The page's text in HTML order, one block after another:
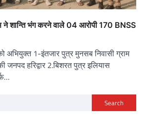
ने शान्ति भंग करने वाले 04 आरोपी 170 BNSS
अभियुक्त 1-इंतजार पुत्र मुनसब निवासी ग्राम
जनपद हरिद्वार 2.बिशरत पुत्र इलियास
Search